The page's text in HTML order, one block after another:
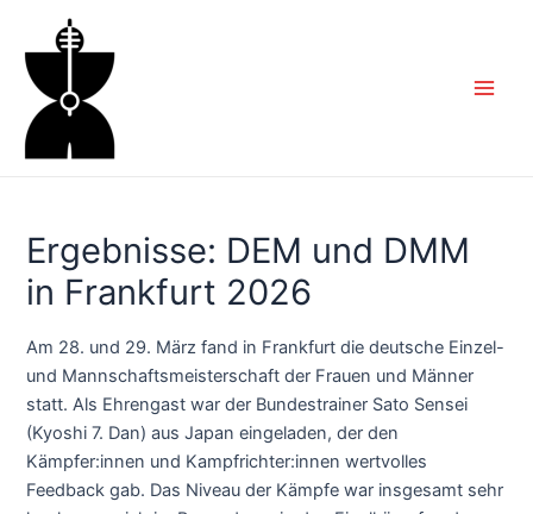
springen
Ergebnisse: DEM und DMM
in Frankfurt 2026
Am 28. und 29. März fand in Frankfurt die deutsche Einzel-
und Mannschaftsmeisterschaft der Frauen und Männer
statt. Als Ehrengast war der Bundestrainer Sato Sensei
(Kyoshi 7. Dan) aus Japan eingeladen, der den
Kämpfer:innen und Kampfrichter:innen wertvolles
Feedback gab. Das Niveau der Kämpfe war insgesamt sehr